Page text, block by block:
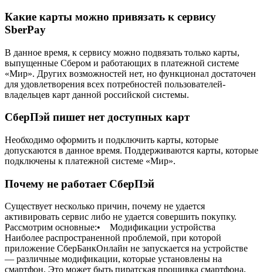
Какие карты можно привязать к сервису
SberPay
В данное время, к сервису можно подвязать только карты,
выпущенные Сбером и работающих в платежной системе
«Мир». Других возможностей нет, но функционал достаточен
для удовлетворения всех потребностей пользователей-
владельцев карт данной российской системы.
СберПэй пишет нет доступных карт
Необходимо оформить и подключить карты, которые
допускаются в данное время. Поддерживаются карты, которые
подключены к платежной системе «Мир».
Почему не работает СберПэй
Существует несколько причин, почему не удается
активировать сервис либо не удается совершить покупку.
Рассмотрим основные:• Модификации устройства
Наиболее распространенной проблемой, при которой
приложение СберБанкОнлайн не запускается на устройстве
— различные модификации, которые установлены на
смартфон. Это может быть пиратская прошивка смартфона,